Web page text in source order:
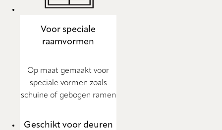
Voor speciale
raamvormen
Op maat gemaakt voor
speciale vormen zoals
schuine of gebogen ramen
Geschikt voor deuren